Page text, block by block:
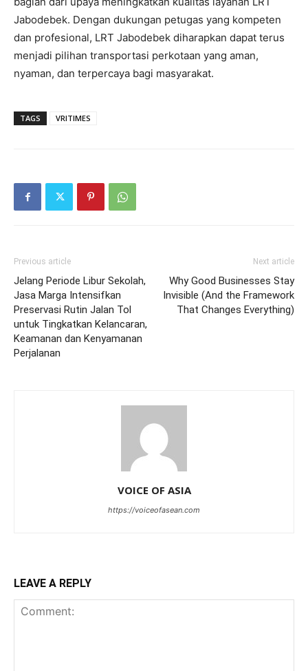
Jabodebek. Dengan dukungan petugas yang kompeten
dan profesional, LRT Jabodebek diharapkan dapat terus
menjadi pilihan transportasi perkotaan yang aman,
nyaman, dan terpercaya bagi masyarakat.
TAGS VRITIMES
Previous article
Jelang Periode Libur Sekolah,
Jasa Marga Intensifkan
Preservasi Rutin Jalan Tol
untuk Tingkatkan Kelancaran,
Keamanan dan Kenyamanan
Perjalanan
Next article
Why Good Businesses Stay
Invisible (And the Framework
That Changes Everything)
VOICE OF ASIA
https://voiceofasean.com
LEAVE A REPLY